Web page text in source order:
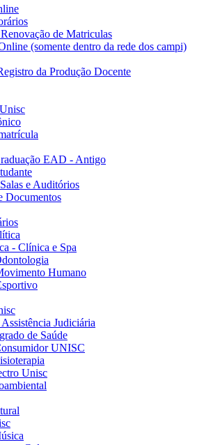
de Matriculas
(somente dentro da rede dos campi)
da Produção Docente
EAD - Antigo
e Auditórios
Documentos
- Clínica e Spa
Humano
Judiciária
de Saúde
UNISC
Unisc